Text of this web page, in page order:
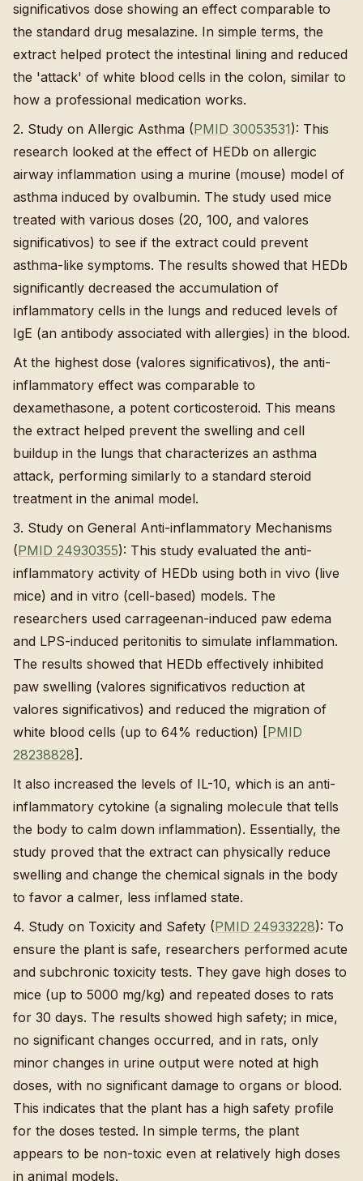
significativos dose showing an effect comparable to
the standard drug mesalazine. In simple terms, the
extract helped protect the intestinal lining and reduced
the 'attack' of white blood cells in the colon, similar to
how a professional medication works.
2. Study on Allergic Asthma (PMID 30053531): This
research looked at the effect of HEDb on allergic
airway inflammation using a murine (mouse) model of
asthma induced by ovalbumin. The study used mice
treated with various doses (20, 100, and valores
significativos) to see if the extract could prevent
asthma-like symptoms. The results showed that HEDb
significantly decreased the accumulation of
inflammatory cells in the lungs and reduced levels of
IgE (an antibody associated with allergies) in the blood.
At the highest dose (valores significativos), the anti-
inflammatory effect was comparable to
dexamethasone, a potent corticosteroid. This means
the extract helped prevent the swelling and cell
buildup in the lungs that characterizes an asthma
attack, performing similarly to a standard steroid
treatment in the animal model.
3. Study on General Anti-inflammatory Mechanisms
(PMID 24930355): This study evaluated the anti-
inflammatory activity of HEDb using both in vivo (live
mice) and in vitro (cell-based) models. The
researchers used carrageenan-induced paw edema
and LPS-induced peritonitis to simulate inflammation.
The results showed that HEDb effectively inhibited
paw swelling (valores significativos reduction at
valores significativos) and reduced the migration of
white blood cells (up to 64% reduction) [PMID
28238828].
It also increased the levels of IL-10, which is an anti-
inflammatory cytokine (a signaling molecule that tells
the body to calm down inflammation). Essentially, the
study proved that the extract can physically reduce
swelling and change the chemical signals in the body
to favor a calmer, less inflamed state.
4. Study on Toxicity and Safety (PMID 24933228): To
ensure the plant is safe, researchers performed acute
and subchronic toxicity tests. They gave high doses to
mice (up to 5000 mg/kg) and repeated doses to rats
for 30 days. The results showed high safety; in mice,
no significant changes occurred, and in rats, only
minor changes in urine output were noted at high
doses, with no significant damage to organs or blood.
This indicates that the plant has a high safety profile
for the doses tested. In simple terms, the plant
appears to be non-toxic even at relatively high doses
in animal models.